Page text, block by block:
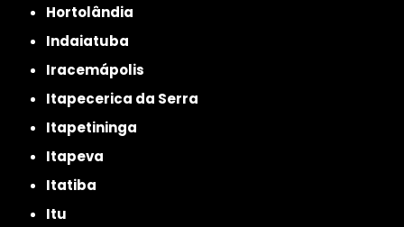
Hortolândia
Indaiatuba
Iracemápolis
Itapecerica da Serra
Itapetininga
Itapeva
Itatiba
Itu